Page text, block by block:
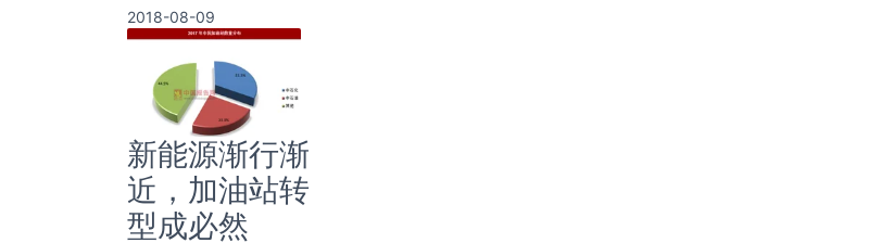
2018-08-09
新能源渐行渐
近，加油站转
型成必然